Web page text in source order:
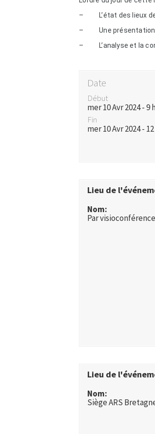
– L’état des lieux de
– Une présentation
– L’analyse et la
Date
Début
mer 10 Avr 2024 - 9
Fin
mer 10 Avr 2024 -
Lieu de
Nom:
Par visioconférence
Lieu de
Nom:
Siège ARS